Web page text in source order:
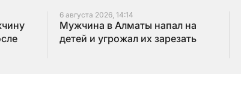
6 августа 2026, 14:14
Мужчина в Алматы напал на
детей и угрожал их зарезать